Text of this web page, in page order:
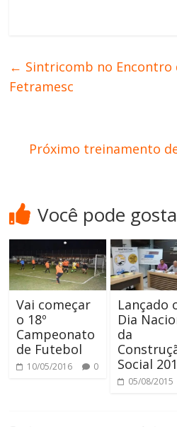
← Sintricomb no Encontro
Fetramesc
Próximo treinamento
Você pode
Vai começar
o 18º
Campeonato
de Futebol
10/05/2016 0
Lançado
Dia
da
Social
05/08/2015